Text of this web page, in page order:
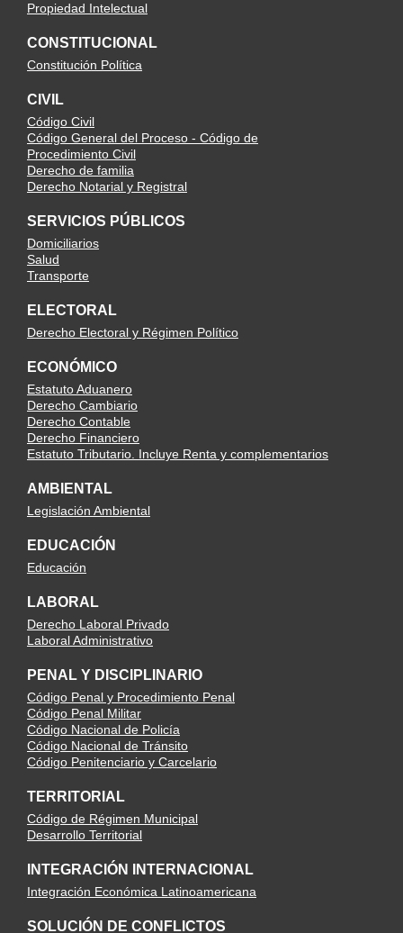
Propiedad Intelectual
CONSTITUCIONAL
Constitución Política
CIVIL
Código Civil
Código General del Proceso - Código de
Procedimiento Civil
Derecho de familia
Derecho Notarial y Registral
SERVICIOS PÚBLICOS
Domiciliarios
Salud
Transporte
ELECTORAL
Derecho Electoral y Régimen Político
ECONÓMICO
Estatuto Aduanero
Derecho Cambiario
Derecho Contable
Derecho Financiero
Estatuto Tributario. Incluye Renta y complementarios
AMBIENTAL
Legislación Ambiental
EDUCACIÓN
Educación
LABORAL
Derecho Laboral Privado
Laboral Administrativo
PENAL Y DISCIPLINARIO
Código Penal y Procedimiento Penal
Código Penal Militar
Código Nacional de Policía
Código Nacional de Tránsito
Código Penitenciario y Carcelario
TERRITORIAL
Código de Régimen Municipal
Desarrollo Territorial
INTEGRACIÓN INTERNACIONAL
Integración Económica Latinoamericana
SOLUCIÓN DE CONFLICTOS